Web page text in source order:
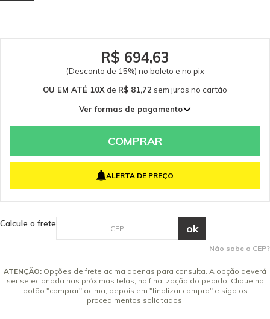
R$ 694,63
(Desconto de 15%) no boleto e no pix
OU EM ATÉ 10X de R$ 81,72 sem juros no cartão
Ver formas de pagamento
2x de R$ 408,60 sem juros
5x de R$ 163,44 sem juros
8x de R$ 102,15 sem juros
9x de R$ 90,80 sem juros
COMPRAR
ALERTA DE PREÇO
Calcule o frete
Não sabe o CEP?
ATENÇÃO: Opções de frete acima apenas para consulta. A opção deverá
ser selecionada nas próximas telas, na finalização do pedido. Clique no
botão "comprar" acima, depois em "finalizar compra" e siga os
procedimentos solicitados.